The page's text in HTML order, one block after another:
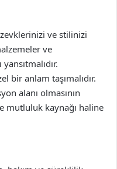
ve stilinizi
ve
bir anlam taşımalıdır.
alanı olmasının
mutluluk kaynağı haline